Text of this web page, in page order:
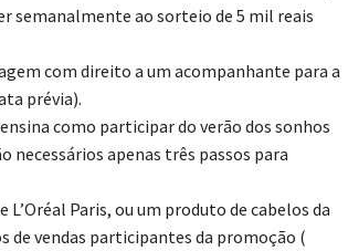
semanalmente ao sorteio de 5 mil reais
com direito a um acompanhante para a
prévia).
como participar do verão dos sonhos
necessários apenas três passos para
Paris, ou um produto de cabelos da
de vendas participantes da promoção (